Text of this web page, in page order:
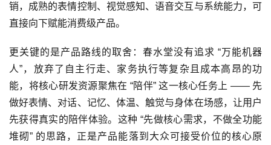
销，成熟的表情控制、视觉感知、语音交互与系统能力，可
直接向下赋能消费级产品。
更关键的是产品路线的取舍：春水堂没有追求 “万能机器
人”，放弃了自主行走、家务执行等复杂且成本高昂的功
能，将核心研发资源聚焦在 “陪伴” 这一核心任务上 —— 先
做好表情、对话、记忆、体温、触觉与身体在场感，让用户
先获得真实的陪伴体验。这种 “先做核心需求，不做全功能
堆砌” 的思路，正是产品能落到大众可接受价位的核心原